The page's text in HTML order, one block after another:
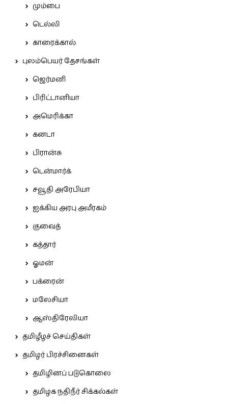
மும்பை
டெல்லி
காரைக்கால்
புலம்பெயர் தேசங்கள்
ஜெர்மனி
பிரிட்டானியா
அமெரிக்கா
கனடா
பிரான்சு
டென்மார்க்
சவூதி அரேபியா
ஐக்கிய அரபு அமீரகம்
குவைத்
கத்தார்
ஓமன்
பக்ரைன்
மலேசியா
ஆஸ்திரேலியா
தமிழீழச் செய்திகள்
தமிழர் பிரச்சினைகள்
தமிழினப் படுகொலை
தமிழக நதிநீர் சிக்கல்கள்